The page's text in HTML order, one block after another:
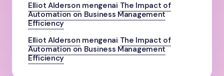
Elliot Alderson mengenai The Impact of
Automation on Business Management
Efficiency
Elliot Alderson mengenai The Impact of
Automation on Business Management
Efficiency